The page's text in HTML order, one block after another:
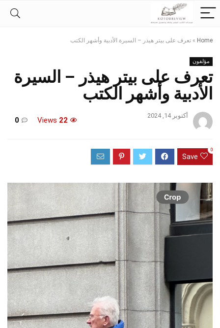
Home
» تعرف على بيتر هيذر – السيرة الأدبية وأشهر الكتب
مؤلفون
تعرف على بيتر هيذر – السيرة
الأدبية وأشهر الكتب
أكتوبر 14, 2024
22
0
Save
0